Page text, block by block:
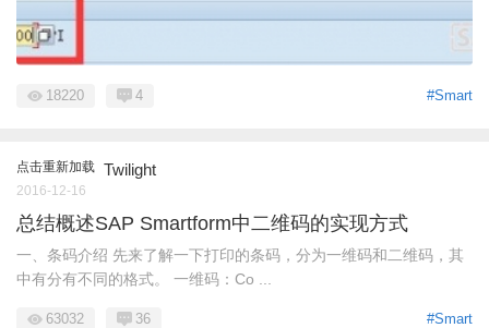
#Smart
18220 4
点击重新加载 Twilight
2016-12-16
总结概述SAP Smartform中二维码的实现方式
一、条码介绍 先来了解一下打印的条码，分为一维码和二维码，其
中有分有不同的格式。 一维码：Co ...
#Smart
63032 36